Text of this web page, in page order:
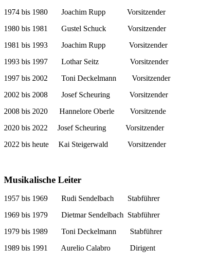
1974 bis 1980 Joachim Rupp Vorsitzender
1980 bis 1981 Gustel Schuck Vorsitzender
1981 bis 1993 Joachim Rupp Vorsitzender
1993 bis 1997 Lothar Seitz Vorsitzender
1997 bis 2002 Toni Deckelmann Vorsitzender
2002 bis 2008 Josef Scheuring Vorsitzender
2008 bis 2020 Hannelore Oberle Vorsitzende
2020 bis 2022 Josef Scheuring Vorsitzender
2022 bis heute Kai Steigerwald Vorsitzender
Musikalische Leiter
1957 bis 1969 Rudi Sendelbach Stabführer
1969 bis 1979 Dietmar Sendelbach Stabführer
1979 bis 1989 Toni Deckelmann Stabführer
1989 bis 1991 Aurelio Calabro Dirigent